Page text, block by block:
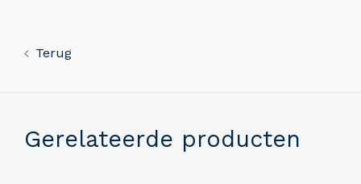
Terug
Gerelateerde producten